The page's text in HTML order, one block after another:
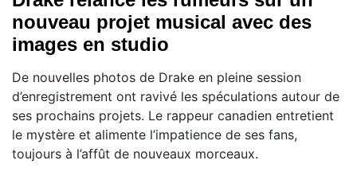
nouveau projet musical avec des
images en studio
De nouvelles photos de Drake en pleine session
d’enregistrement ont ravivé les spéculations autour de
ses prochains projets. Le rappeur canadien entretient
le mystère et alimente l’impatience de ses fans,
toujours à l’affût de nouveaux morceaux.